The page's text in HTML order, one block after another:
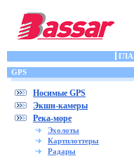
GPS
Носимые GPS
Экшн-камеры
Река-море
Эхолоты
Картплоттеры
Радары